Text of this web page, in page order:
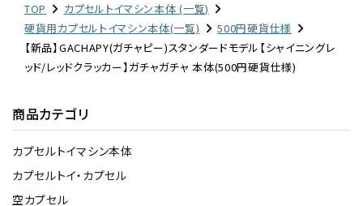
TOP
カプセルトイマシン本体 (一覧)
硬貨用カプセルトイマシン本体(一覧)
500円硬貨仕様
【新品】GACHAPY(ガチャピー)スタンダードモデル【シャイニングレ
ッド/レッドクラッカー】ガチャガチャ 本体(500円硬貨仕様)
商品カテゴリ
カプセルトイマシン本体
カプセルトイ・カプセル
空カプセル